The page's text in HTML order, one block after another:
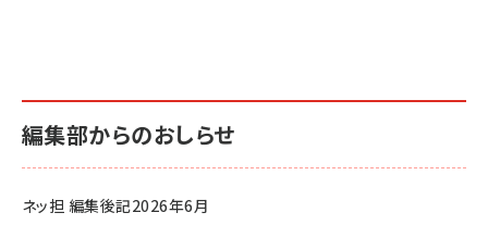
編集部からのおしらせ
ネッ担 編集後記2026年6月